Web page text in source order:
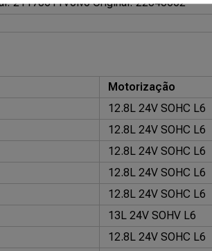
Motorização
12.8L 24V SOHC L6
12.8L 24V SOHC L6
12.8L 24V SOHC L6
12.8L 24V SOHC L6
12.8L 24V SOHC L6
13L 24V SOHV L6
12.8L 24V SOHC L6